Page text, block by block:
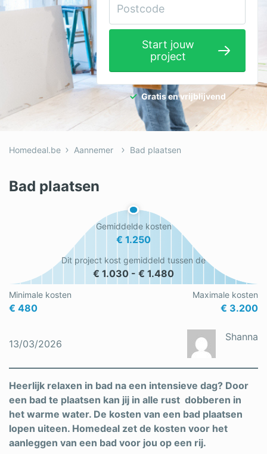
Dakwerken
Elektricien
Gevelwerken
Hekwerken
Isolatie
Loodgieter
Rolluiken
Schilder
Schrijnwerker
Vloeren
Vochtbestrijding
Warmtepomp
Start jouw
project
Gratis en vrijblijvend
Homedeal.be Aannemer Bad plaatsen
Bad plaatsen
Minimale kosten
€ 480
Gemiddelde kosten
€ 1.250
Maximale kosten
€ 3.200
Dit project kost gemiddeld tussen de
€ 1.030 - € 1.480
13/03/2026
Shanna
Heerlijk relaxen in bad na een intensieve dag? Door
een bad te plaatsen kan jij in alle rust dobberen in
het warme water. De kosten van een bad plaatsen
lopen uiteen. Homedeal zet de kosten voor het
aanleggen van een bad voor jou op een rij.